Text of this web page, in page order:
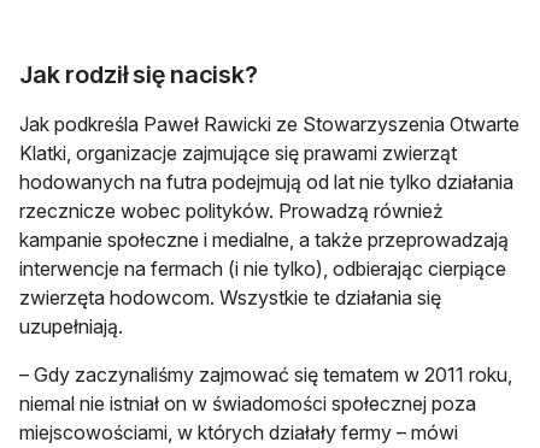
Jak rodził się nacisk?
Jak podkreśla Paweł Rawicki ze Stowarzyszenia Otwarte
Klatki, organizacje zajmujące się prawami zwierząt
hodowanych na futra podejmują od lat nie tylko działania
rzecznicze wobec polityków. Prowadzą również
kampanie społeczne i medialne, a także przeprowadzają
interwencje na fermach (i nie tylko), odbierając cierpiące
zwierzęta hodowcom. Wszystkie te działania się
uzupełniają.
– Gdy zaczynaliśmy zajmować się tematem w 2011 roku,
niemal nie istniał on w świadomości społecznej poza
miejscowościami, w których działały fermy – mówi